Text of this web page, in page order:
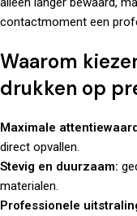
contactmoment een
Waarom
drukken op
Maximale
direct opvallen.
Stevig en duurzaam:
materialen.
Professionele